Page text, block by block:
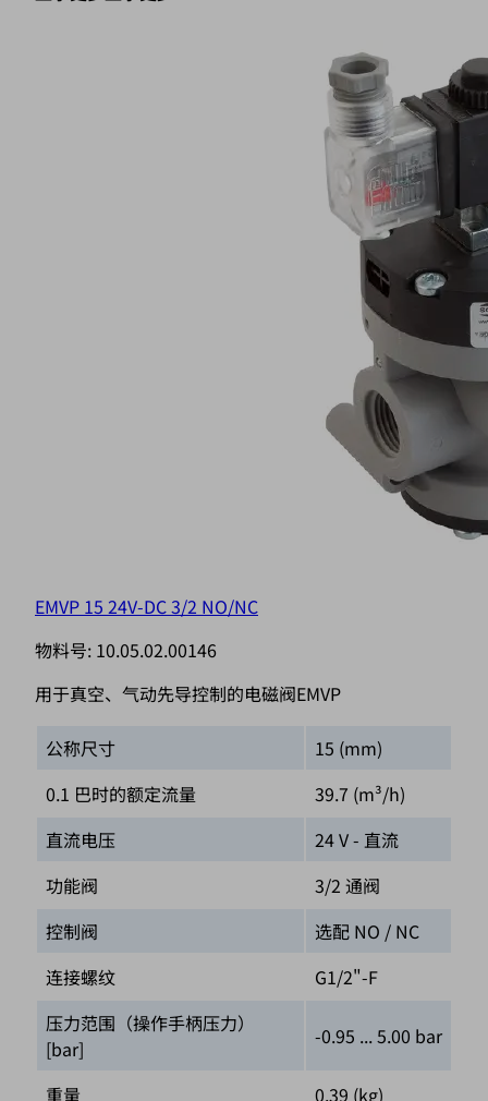
EMVP 15 24V-DC 3/2 NO/NC
物料号: 10.05.02.00146
用于真空、气动先导控制的电磁阀EMVP
公称尺寸
15 (mm)
0.1 巴时的额定流量
39.7 (m³/h)
直流电压
24 V - 直流
功能阀
3/2 通阀
控制阀
选配 NO / NC
连接螺纹
G1/2"-F
压力范围（操作手柄压力）
[bar]
-0.95 ... 5.00 bar
重量 0.39 (kg)